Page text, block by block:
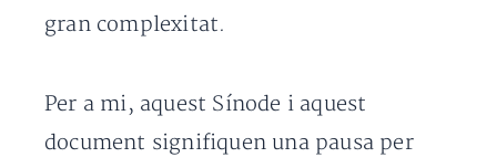
gran complexitat.
Per a mi, aquest Sínode i aquest
document signifiquen una pausa per